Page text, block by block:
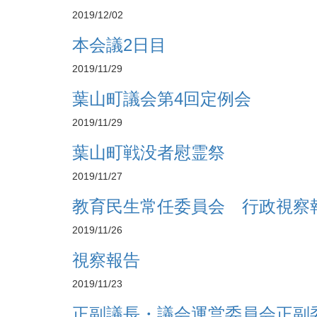
2019/12/02
本会議2日目
2019/11/29
葉山町議会第4回定例会
2019/11/29
葉山町戦没者慰霊祭
2019/11/27
教育民生常任委員会 行政視察
2019/11/26
視察報告
2019/11/23